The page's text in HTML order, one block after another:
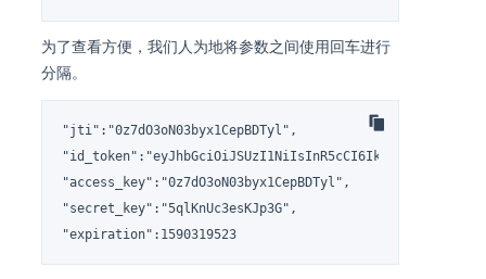
为了查看方便，我们人为地将参数之间使用回车进行
分隔。
"jti":"0z7dO3oN03byx1CepBDTyl",
"access_key":"0z7dO3oN03byx1CepBDTyl",
"secret_key":"5qlKnUc3esKJp3G",
"expiration":1590319523